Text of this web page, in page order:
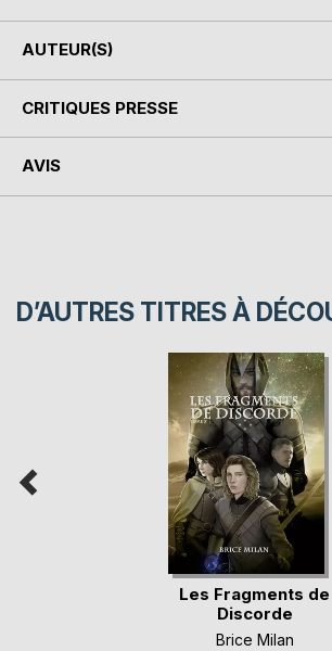
AUTEUR(S)
CRITIQUES PRESSE
AVIS
D’AUTRES TITRES À
Les Fragments de
Discorde
Brice Milan